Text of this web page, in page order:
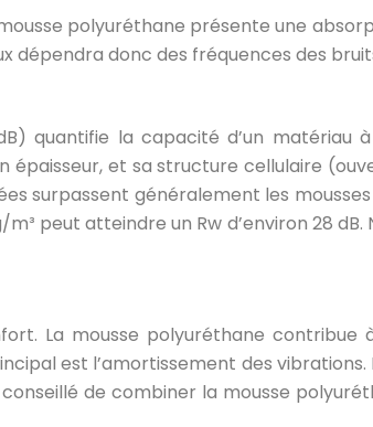
polyuréthane présente une
dépendra donc des fréquences des
quantifie la capacité d’un
et sa structure cellulaire
surpassent généralement les
peut atteindre un Rw d’environ 28
La mousse polyuréthane
est l’amortissement des
de combiner la mousse